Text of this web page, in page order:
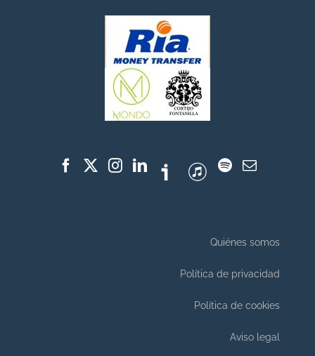
Quiénes somos
Política de privacidad
Política de cookies
Aviso legal